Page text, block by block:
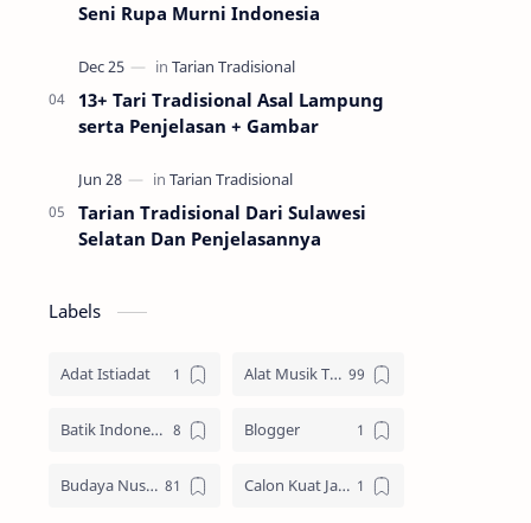
Seni Rupa Murni Indonesia
13+ Tari Tradisional Asal Lampung
serta Penjelasan + Gambar
Tarian Tradisional Dari Sulawesi
Selatan Dan Penjelasannya
Labels
Adat Istiadat Alat Musik Tradisional
Batik Indonesia Blogger
Budaya Nusantara Calon Kuat Jadi Panglima TNI